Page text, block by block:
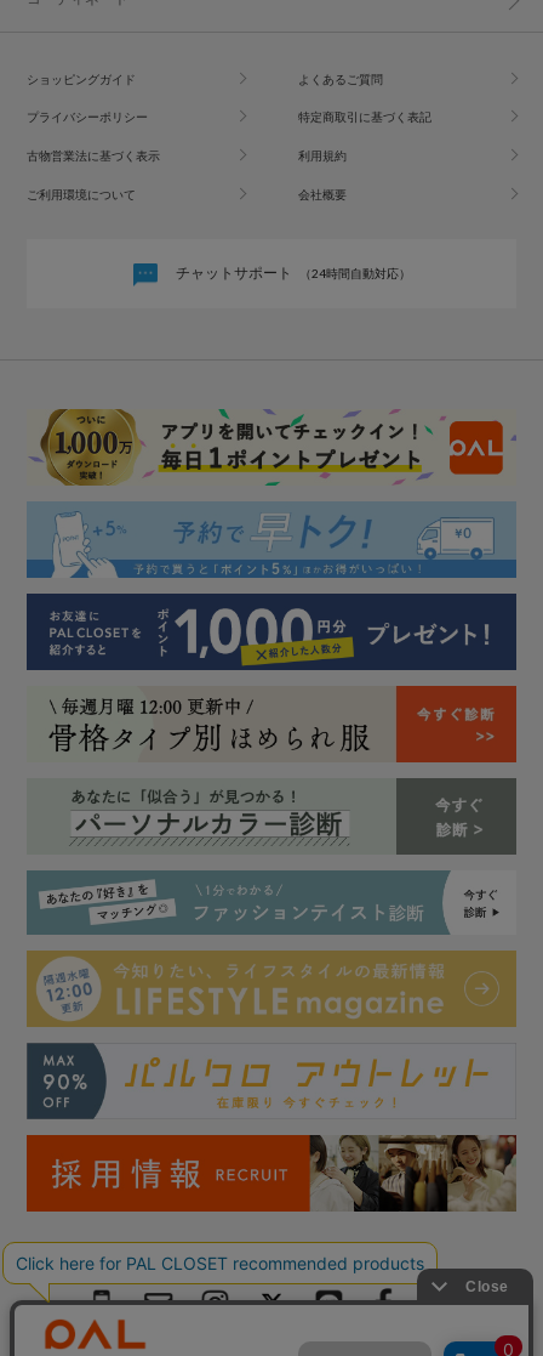
ショッピングガイド よくあるご質問
プライバシーポリシー 特定商取引に基づく表記
古物営業法に基づく表示 利用規約
ご利用環境について 会社概要
チャットサポート （24時間自動対応）